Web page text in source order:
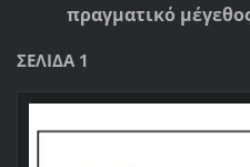
πραγματικό
ΣΕΛΙΔΑ 1